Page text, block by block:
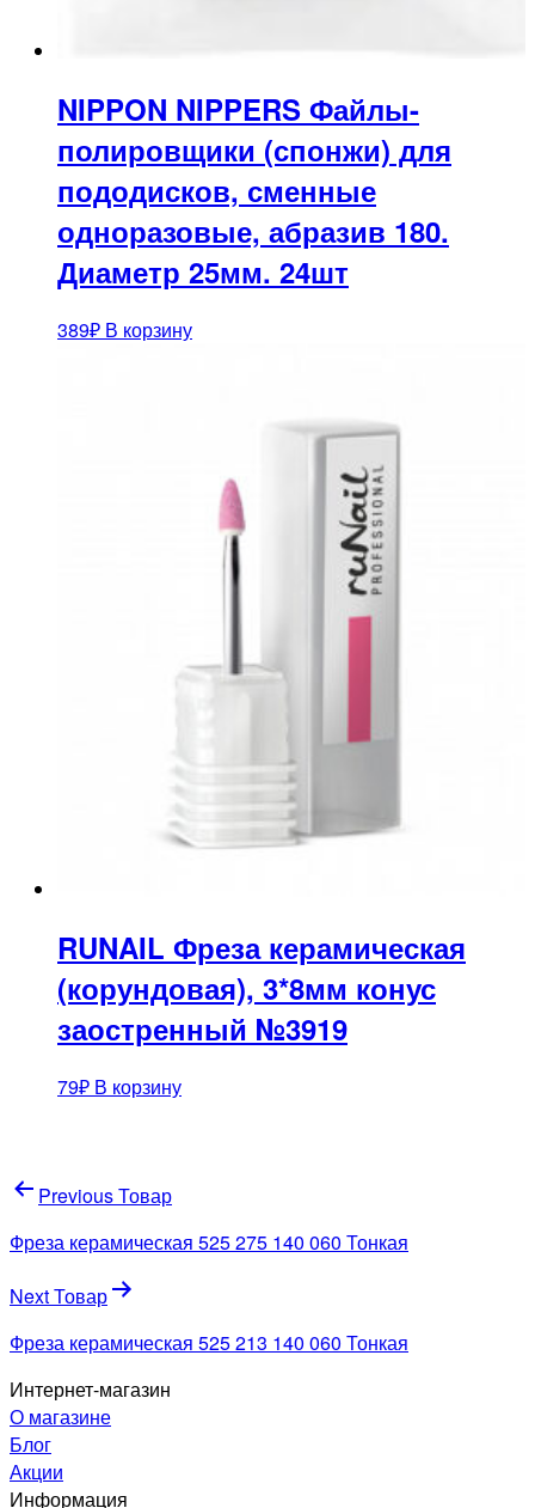
NIPPON NIPPERS Файлы-
полировщики (спонжи) для
пододисков, сменные
одноразовые, абразив 180.
Диаметр 25мм. 24шт
389₽ В корзину
RUNAIL Фреза керамическая
(корундовая), 3*8мм конус
заостренный №3919
79₽ В корзину
Навигация
по
записям
Previous Товар
Фреза керамическая 525 275 140 060 Тонкая
Next Товар
Фреза керамическая 525 213 140 060 Тонкая
Интернет-магазин
О магазине
Блог
Акции
Информация